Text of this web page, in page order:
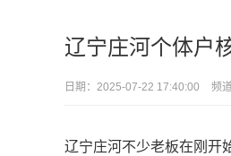
辽宁庄河个体户
日期： 2025-07-22 17:40:00 频道
辽宁庄河不少老板在刚开